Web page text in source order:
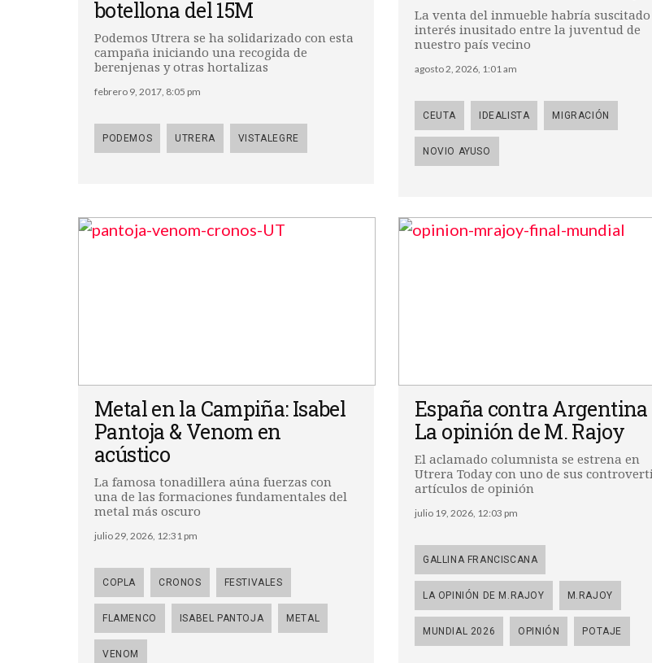
botellona del 15M
Podemos Utrera se ha solidarizado con esta
campaña iniciando una recogida de
berenjenas y otras hortalizas
febrero 9, 2017, 8:05 pm
PODEMOS UTRERA VISTALEGRE
La venta del inmueble habría
interés inusitado entre la juventud de
nuestro país vecino
agosto 2, 2026, 1:01 am
CEUTA IDEALISTA MIGRACIÓN
NOVIO AYUSO
Metal en la Campiña: Isabel
Pantoja & Venom en
acústico
La famosa tonadillera aúna fuerzas con
una de las formaciones fundamentales del
metal más oscuro
julio 29, 2026, 12:31 pm
COPLA CRONOS FESTIVALES
FLAMENCO ISABEL PANTOJA METAL
VENOM
España contra Argentina
La opinión de M. Rajoy
El aclamado columnista se estrena en
Utrera Today con uno de sus
artículos de opinión
julio 19, 2026, 12:03 pm
GALLINA FRANCISCANA
LA OPINIÓN DE M.RAJOY M.RAJOY
MUNDIAL 2026 OPINIÓN POTAJE